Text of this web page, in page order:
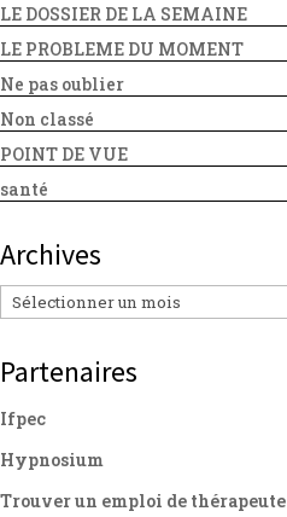
LE DOSSIER DE LA SEMAINE
LE PROBLEME DU MOMENT
Ne pas oublier
Non classé
POINT DE VUE
santé
Archives
Archives
Partenaires
Ifpec
Hypnosium
Trouver un emploi de thérapeute